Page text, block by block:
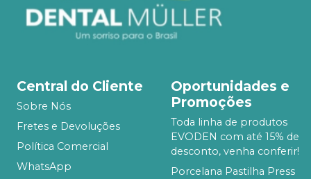
Central do Cliente
Sobre Nós
Fretes e Devoluções
Política Comercial
WhatsApp
Oportunidades e
Promoções
Toda linha de produtos
EVODEN com até 15% de
desconto, venha conferir!
Porcelana Pastilha Press